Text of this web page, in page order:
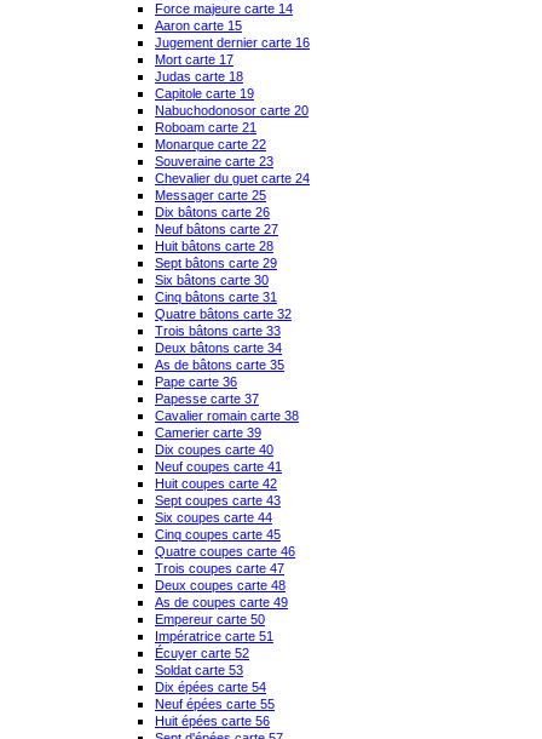
Force majeure carte 14
Aaron carte 15
Jugement dernier carte 16
Mort carte 17
Judas carte 18
Capitole carte 19
Nabuchodonosor carte 20
Roboam carte 21
Monarque carte 22
Souveraine carte 23
Chevalier du guet carte 24
Messager carte 25
Dix bâtons carte 26
Neuf bâtons carte 27
Huit bâtons carte 28
Sept bâtons carte 29
Six bâtons carte 30
Cinq bâtons carte 31
Quatre bâtons carte 32
Trois bâtons carte 33
Deux bâtons carte 34
As de bâtons carte 35
Pape carte 36
Papesse carte 37
Cavalier romain carte 38
Camerier carte 39
Dix coupes carte 40
Neuf coupes carte 41
Huit coupes carte 42
Sept coupes carte 43
Six coupes carte 44
Cinq coupes carte 45
Quatre coupes carte 46
Trois coupes carte 47
Deux coupes carte 48
As de coupes carte 49
Empereur carte 50
Impératrice carte 51
Écuyer carte 52
Soldat carte 53
Dix épées carte 54
Neuf épées carte 55
Huit épées carte 56